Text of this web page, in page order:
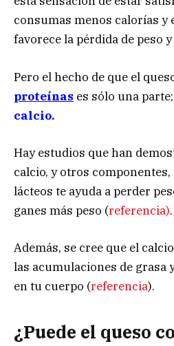
consumas menos calorías y
favorece la pérdida de peso
Pero el hecho de que el
proteínas es sólo una
calcio.
Hay estudios que han
calcio, y otros
lácteos te ayuda a perder
ganes más peso (referencia).
Además, se cree que el
las acumulaciones de grasa
en tu cuerpo (referencia).
¿Puede el queso